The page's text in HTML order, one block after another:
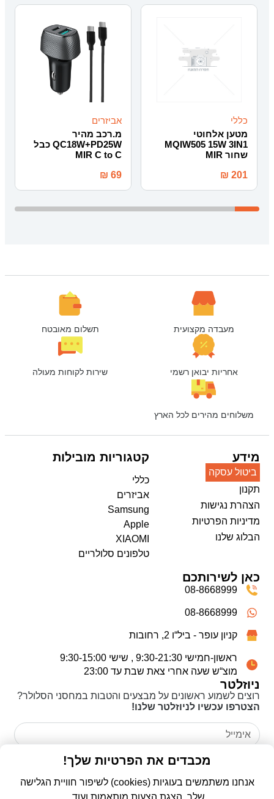
כללי
מטען אלחוטי
MQIW505 15W 3IN1
שחור MIR
₪ 201
אביזרים
מ.רכב מהיר
QC18W+PD25W כבל
MIR C to C
₪ 69
מעבדה מקצועית תשלום מאובטח
אחריות יבואן רשמי שירות לקוחות מעולה
משלוחים מהירים לכל הארץ
ניוזלטר
רוצים לשמוע ראשונים על מבצעים והטבות במחסני הסלולר?
הצטרפו עכשיו לניוזלטר שלנו!
אני מאשר/ת כי קראתי אתמדיניות הפרטיותואני מסכים/ה
לשימוש בפרטים שמסרתי לצורך יצירת קשר ומענה לפנייה שלי.
מידע
ביטול עסקה
תקנון
הצהרת נגישות
מדיניות הפרטיות
הבלוג שלנו
קטגוריות מובילות
כללי
אביזרים
Samsung
Apple
XIAOMI
טלפונים סלולריים
כאן לשירותכם
08-8668999
08-8668999
קניון עופר - ביל“ו 2, רחובות
ראשון-חמישי 9:30-21:30 , שישי 9:30-15:00
מוצ“ש שעה אחרי צאת שבת עד 23:00
מכבדים את הפרטיות שלך!
אנחנו משתמשים בעוגיות (cookies) לשיפור חוויית הגלישה
שלך, הצגת הצעות מותאמות ועוד.